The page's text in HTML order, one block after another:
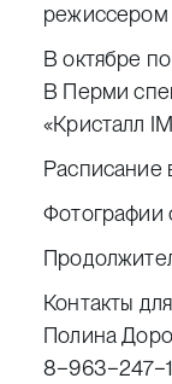
режиссером
В октябре
В Перми
«Кристалл
Расписание
Фотографии
Контакты
Полина